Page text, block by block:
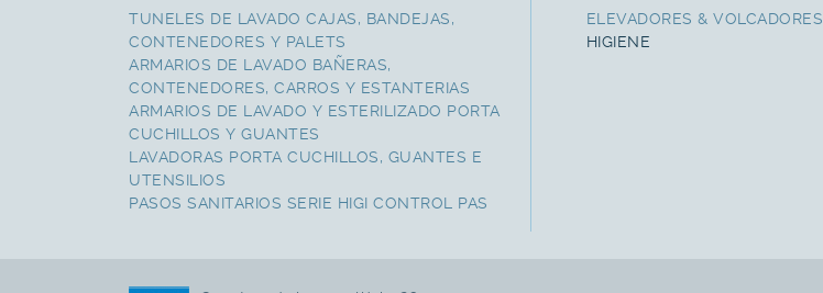
TUNELES DE LAVADO CAJAS, BANDEJAS,
CONTENEDORES Y PALETS
ARMARIOS DE LAVADO BAÑERAS,
CONTENEDORES, CARROS Y ESTANTERIAS
ARMARIOS DE LAVADO Y ESTERILIZADO PORTA
CUCHILLOS Y GUANTES
LAVADORAS PORTA CUCHILLOS, GUANTES E
UTENSILIOS
PASOS SANITARIOS SERIE HIGI CONTROL PAS
ELEVADORES & VOLCADORES
HIGIENE